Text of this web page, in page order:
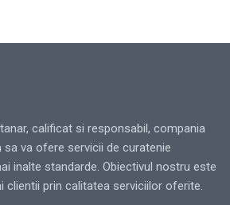
calificat si responsabil, compania
va ofere servicii de curatenie
inalte standarde. Obiectivul nostru este
clientii prin calitatea serviciilor oferite.